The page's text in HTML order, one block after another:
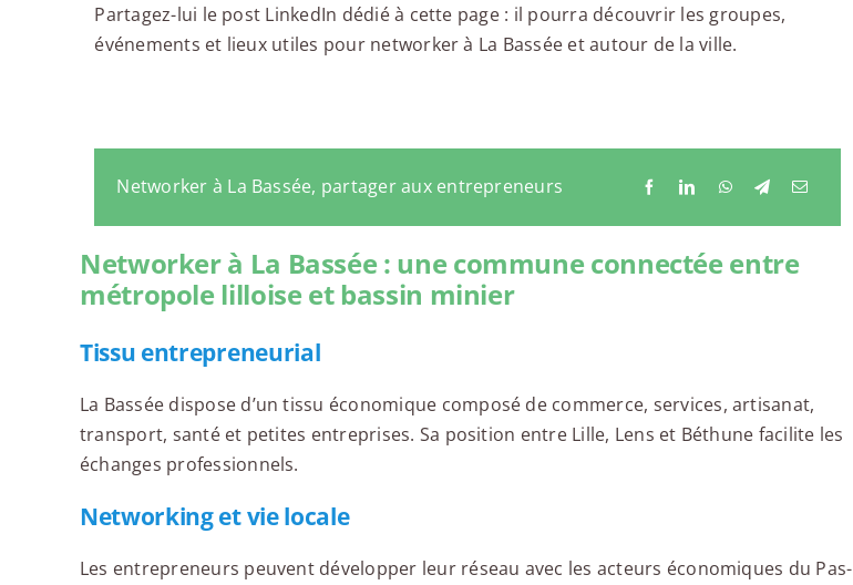
Partagez-lui le post LinkedIn dédié à cette page : il pourra découvrir les groupes,
événements et lieux utiles pour networker à La Bassée et autour de la ville.
Networker à La Bassée, partager aux entrepreneurs
Networker à La Bassée : une commune connectée entre
métropole lilloise et bassin minier
Tissu entrepreneurial
La Bassée dispose d’un tissu économique composé de commerce, services, artisanat,
transport, santé et petites entreprises. Sa position entre Lille, Lens et Béthune facilite les
échanges professionnels.
Networking et vie locale
Les entrepreneurs peuvent développer leur réseau avec les acteurs économiques du Pas-